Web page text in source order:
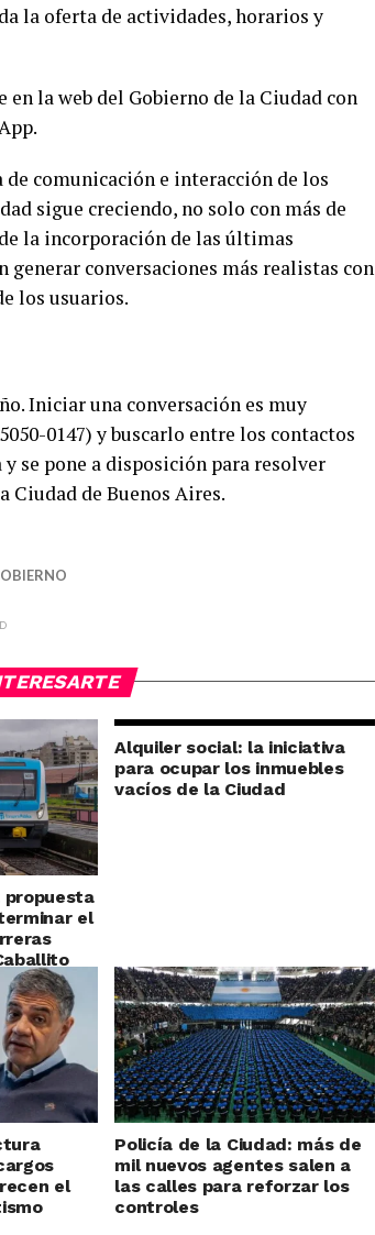
la oferta de actividades, horarios y
la web del Gobierno de la Ciudad con
comunicación e interacción de los
sigue creciendo, no solo con más de
la incorporación de las últimas
conversaciones más realistas con
los usuarios.
Iniciar una conversación es muy
0147) y buscarlo entre los contactos
se pone a disposición para resolver
Ciudad de Buenos Aires.
propuesta
el
Alquiler social: la iniciativa
para ocupar los inmuebles
vacíos de la Ciudad
el
Policía de la Ciudad: más de
mil nuevos agentes salen a
las calles para reforzar los
controles